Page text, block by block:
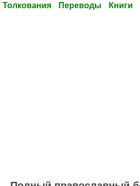
Толкования Переводы Книги